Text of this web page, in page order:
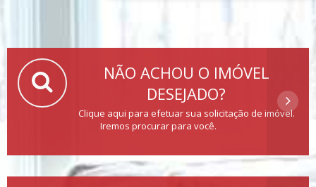
NÃO ACHOU O IMÓVEL
DESEJADO?
Clique aqui para efetuar sua solicitação de imóvel.
Iremos procurar para você.